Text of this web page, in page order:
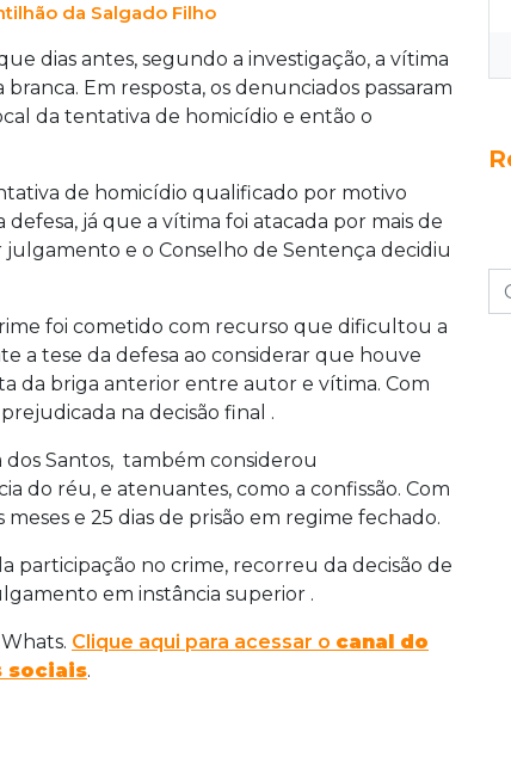
da Salgado Filho
dias antes, segundo a investigação, a vítima
Em resposta, os denunciados passaram
da tentativa de homicídio e então o
de homicídio qualificado por motivo
já que a vítima foi atacada por mais de
e o Conselho de Sentença decidiu
foi cometido com recurso que dificultou a
a tese da defesa ao considerar que houve
da briga anterior entre autor e vítima. Com
na decisão final .
dos Santos, também considerou
do réu, e atenuantes, como a confissão. Com
e 25 dias de prisão em regime fechado.
participação no crime, recorreu da decisão de
em instância superior .
Clique aqui para acessar o canal do
sociais.